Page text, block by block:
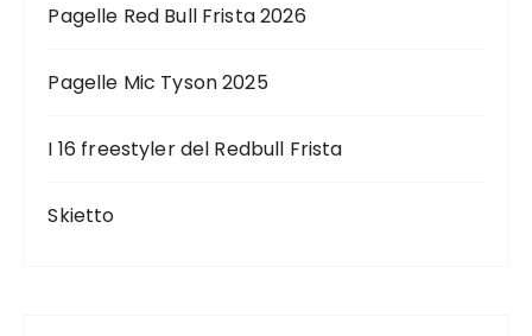
Pagelle Red Bull Frista 2026
Pagelle Mic Tyson 2025
I 16 freestyler del Redbull Frista
Skietto